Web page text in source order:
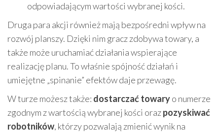
odpowiadającym wartości wybranej kości.
Druga para akcji również mają bezpośredni wpływ na
rozwój planszy. Dzięki nim gracz zdobywa towary, a
także może uruchamiać działania wspierające
realizację planu. To właśnie spójność działań i
umiejętne „spinanie” efektów daje przewagę.
W turze możesz także: dostarczać towaryo numerze
zgodnym z wartością wybranej kości orazpozyskiwać
robotników, którzy pozwalają zmienić wynik na